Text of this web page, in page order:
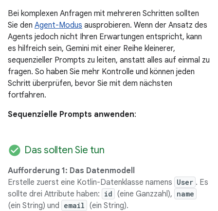
Bei komplexen Anfragen mit mehreren Schritten sollten
Sie den Agent-Modus ausprobieren. Wenn der Ansatz des
Agents jedoch nicht Ihren Erwartungen entspricht, kann
es hilfreich sein, Gemini mit einer Reihe kleinerer,
sequenzieller Prompts zu leiten, anstatt alles auf einmal zu
fragen. So haben Sie mehr Kontrolle und können jeden
Schritt überprüfen, bevor Sie mit dem nächsten
fortfahren.
Sequenzielle Prompts anwenden:
check_circle Das sollten Sie tun
Aufforderung 1: Das Datenmodell
Erstelle zuerst eine Kotlin-Datenklasse namens User . Es
sollte drei Attribute haben: id (eine Ganzzahl), name
(ein String) und email (ein String).